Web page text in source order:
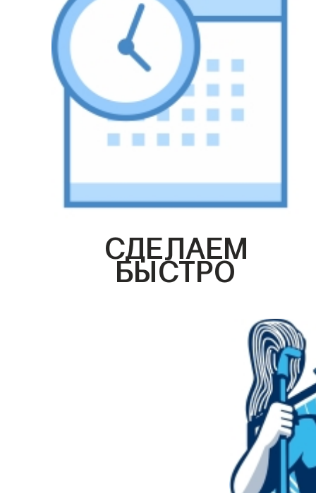
СДЕЛАЕМ
БЫСТРО